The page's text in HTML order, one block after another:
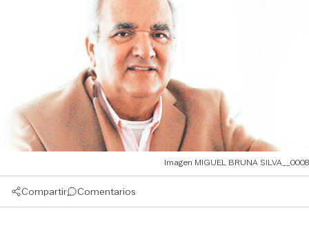
Imagen MIGUEL BRUNA SILVA__0008
Compartir Comentarios